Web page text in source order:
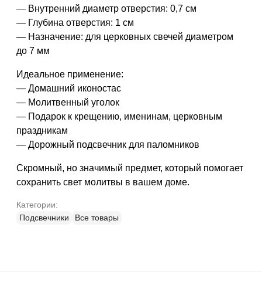
— Внутренний диаметр отверстия: 0,7 см
— Глубина отверстия: 1 см
— Назначение: для церковных свечей диаметром
до 7 мм
Идеальное применение:
— Домашний иконостас
— Молитвенный уголок
— Подарок к крещению, именинам, церковным
праздникам
— Дорожный подсвечник для паломников
Скромный, но значимый предмет, который помогает
сохранить свет молитвы в вашем доме.
Категории:
Подсвечники
Все товары